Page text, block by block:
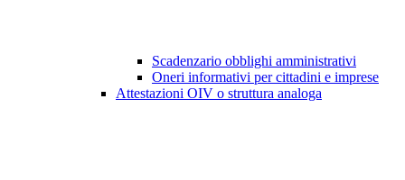
Scadenzario obblighi amministrativi
Oneri informativi per cittadini e imprese
Attestazioni OIV o struttura analoga